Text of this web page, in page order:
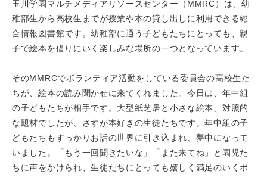
玉川学園マルチメディアリソースセンター（MMRC）は、幼
稚部生から高校生までが授業や本の貸し出しに利用できる総
合情報図書館です。幼稚部に通う子どもたちにとっても、親
子で絵本を借りにいく楽しみな場所の一つとなっています。
そのMMRCでボランティア活動をしている委員会の高校生た
ちが、絵本の読み聞かせに来てくれました。今日は、年中組
の子どもたちが相手です。大型紙芝居と小さな絵本、対照的
な題材でしたが、さすが本好きの生徒たちです。年中組の子
どもたちもすっかりお話の世界に引き込まれ、夢中になって
いました。「もう一回聞きたいな」「また来てね」と園児た
ちに声をかけられ、生徒たちにとっても嬉しく満足のいくボ